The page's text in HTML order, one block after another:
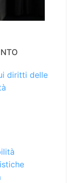
diritti delle